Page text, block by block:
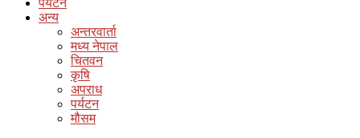
पर्यटन
अन्य
अन्तरवार्ता
मध्य नेपाल
चितवन
कृषि
अपराध
पर्यटन
मौसम